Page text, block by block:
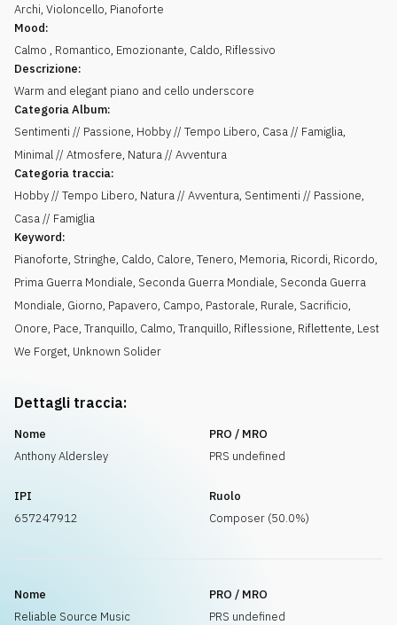
Archi, Violoncello, Pianoforte
Mood:
Calmo , Romantico, Emozionante, Caldo, Riflessivo
Descrizione:
Warm and elegant piano and cello underscore
Categoria Album:
Sentimenti // Passione, Hobby // Tempo Libero, Casa // Famiglia,
Minimal // Atmosfere, Natura // Avventura
Categoria traccia:
Hobby // Tempo Libero, Natura // Avventura, Sentimenti // Passione,
Casa // Famiglia
Keyword:
Pianoforte, Stringhe, Caldo, Calore, Tenero, Memoria, Ricordi, Ricordo,
Prima Guerra Mondiale, Seconda Guerra Mondiale, Seconda Guerra
Mondiale, Giorno, Papavero, Campo, Pastorale, Rurale, Sacrificio,
Onore, Pace, Tranquillo, Calmo, Tranquillo, Riflessione, Riflettente, Lest
We Forget, Unknown Solider
Dettagli traccia:
Nome
Anthony Aldersley
PRO / MRO
PRS undefined
IPI
657247912
Ruolo
Composer (50.0%)
Nome
Reliable Source Music
PRO / MRO
PRS undefined